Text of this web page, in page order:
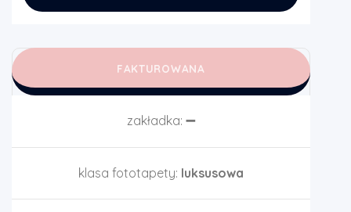
FAKTUROWANA
zakładka: ➖
klasa fototapety: luksusowa